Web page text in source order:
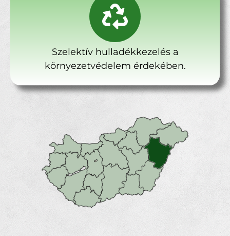
Szelektív hulladékkezelés a
környezetvédelem érdekében.